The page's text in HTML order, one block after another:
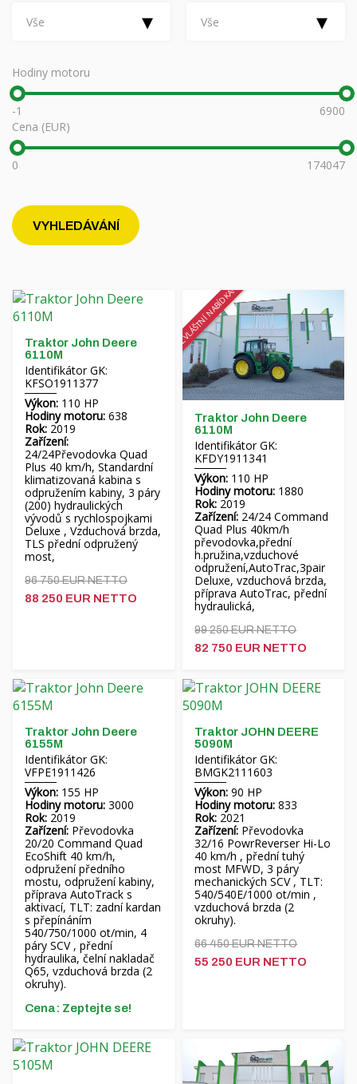
Pracovní nástroje Quivogne
Kariéra
Kontakt
Deutsch
Română
Hrvatski
Nederlands
Français
Русский
српски
Українська
Vše ▾ Vše ▾
Hodiny motoru
-1
6900
Cena (EUR)
0 174047
VYHLEDÁVÁNÍ
Traktor John Deere
6110M
Identifikátor GK:
KFSO1911377
Výkon: 110 HP
Hodiny motoru: 638
Rok: 2019
Zařízení:
24/24Převodovka Quad
Plus 40 km/h, Standardní
klimatizovaná kabina s
odpružením kabiny, 3 páry
(200) hydraulických
vývodů s rychlospojkami
Deluxe , Vzduchová brzda,
TLS přední odpružený
most,
96 750 EUR NETTO
88 250 EUR NETTO
ZVLÁŠTNÍ NABÍDKA!
Traktor John Deere
6110M
Identifikátor GK:
KFDY1911341
Výkon: 110 HP
Hodiny motoru: 1880
Rok: 2019
Zařízení: 24/24 Command
Quad Plus 40km/h
převodovka,přední
h.pružina,vzduchové
odpružení,AutoTrac,3pair
Deluxe, vzduchová brzda,
příprava AutoTrac, přední
hydraulická,
99 250 EUR NETTO
82 750 EUR NETTO
Traktor John Deere
6155M
Identifikátor GK:
VFPE1911426
Výkon: 155 HP
Hodiny motoru: 3000
Rok: 2019
Zařízení: Převodovka
20/20 Command Quad
EcoShift 40 km/h,
odpružení předního
mostu, odpružení kabiny,
příprava AutoTrack s
aktivací, TLT: zadní kardan
s přepínáním
540/750/1000 ot/min, 4
páry SCV , přední
hydraulika, čelní nakladač
Q65, vzduchová brzda (2
okruhy).
Cena: Zeptejte se!
Traktor JOHN DEERE
5090M
Identifikátor GK:
BMGK2111603
Výkon: 90 HP
Hodiny motoru: 833
Rok: 2021
Zařízení: Převodovka
32/16 PowrReverser Hi-Lo
40 km/h , přední tuhý
most MFWD, 3 páry
mechanických SCV , TLT:
540/540E/1000 ot/min ,
vzduchová brzda (2
okruhy).
66 450 EUR NETTO
55 250 EUR NETTO